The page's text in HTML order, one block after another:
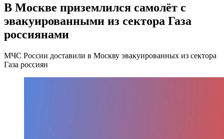
В Москве приземлился самолёт с
эвакуированными из сектора Газа
россиянами
МЧС России доставили в Москву эвакуированных из сектора
Газа россиян